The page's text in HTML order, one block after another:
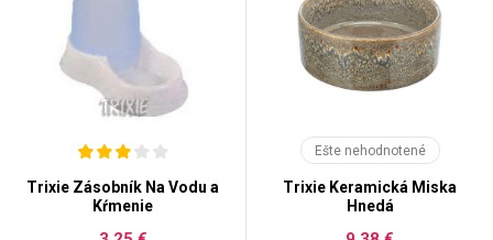
Trixie Zásobník Na Vodu a
Kŕmenie
Ešte nehodnotené
Trixie Keramická Miska
Hnedá